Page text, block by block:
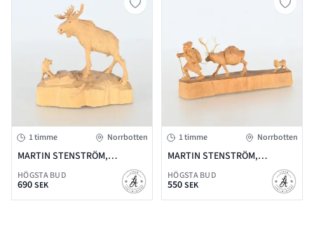
1 timme Norrbotten
MARTIN STENSTRÖM,
TRÄSKULPTUR, ÄLGTJUR OCH
HUND, SIGNERAD MS
HÖGSTA BUD
690SEK
1 timme Norrbotten
MARTIN STENSTRÖM,
TRÄSKULPTUR, SAME MED
PACKREN OCH HUND,
SIGNERAD MS
HÖGSTA BUD
550SEK